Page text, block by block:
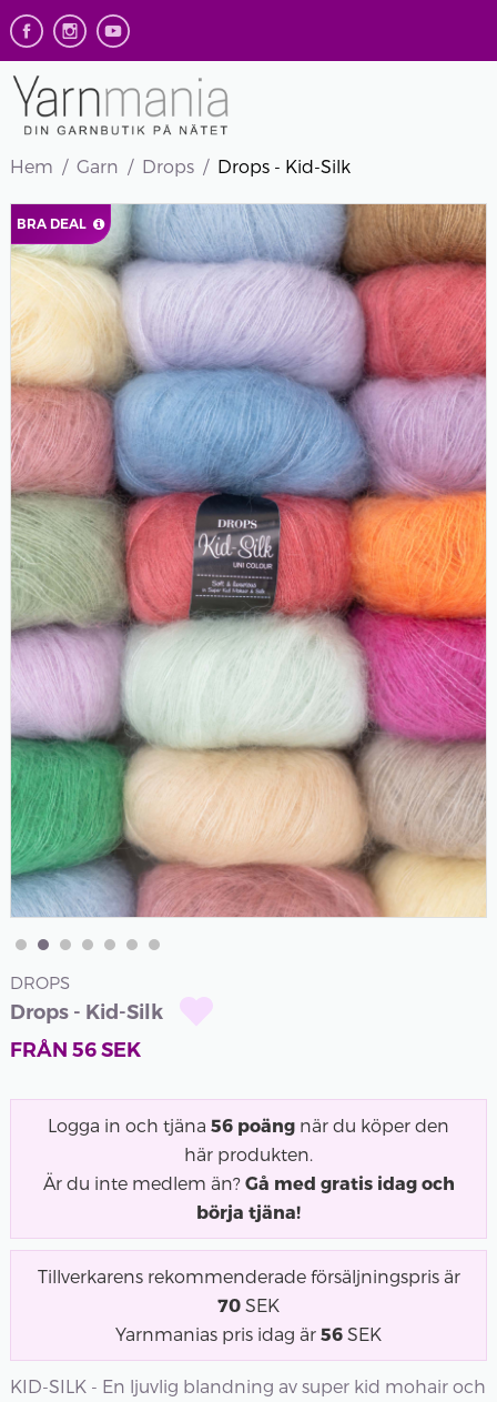
Hem Garn Drops Drops - Kid-Silk
BRA DEAL
DROPS
Drops - Kid-Silk
FRÅN 56SEK
Logga in och tjäna 56 poäng när du köper den
här produkten.
Är du inte medlem än? Gå med gratis idag och
börja tjäna!
Tillverkarens rekommenderade försäljningspris är
70 SEK
Yarnmanias pris idag är 56 SEK
KID-SILK - En ljuvlig blandning av super kid mohair och